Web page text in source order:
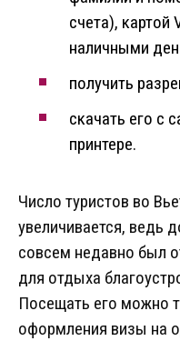
счета), картой
наличными
получить
скачать его с
принтере.
Число туристов во
увеличивается, ведь
совсем недавно был
для отдыха
Посещать его можно
оформления визы на